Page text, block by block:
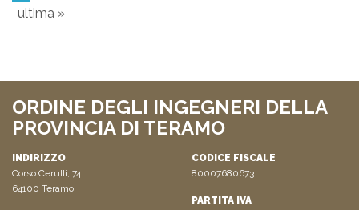
ultima »
ORDINE DEGLI INGEGNERI DELLA
PROVINCIA DI TERAMO
INDIRIZZO
Corso Cerulli, 74
64100 Teramo
CODICE FISCALE
80007680673
PARTITA IVA